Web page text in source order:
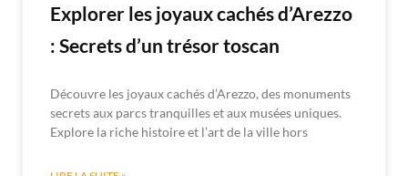
Explorer les joyaux cachés d’Arezzo
: Secrets d’un trésor toscan
Découvre les joyaux cachés d’Arezzo, des monuments
secrets aux parcs tranquilles et aux musées uniques.
Explore la riche histoire et l’art de la ville hors